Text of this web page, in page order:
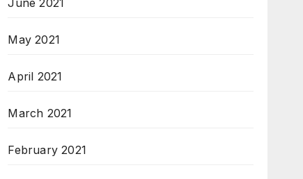
June 2021
May 2021
April 2021
March 2021
February 2021